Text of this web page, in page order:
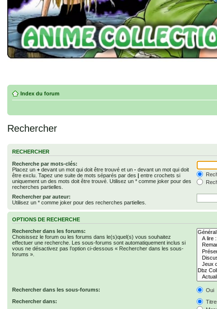
Index du forum
Rechercher
RECHERCHER
Recherche par mots-clés:
Placez un + devant un mot qui doit être trouvé et un - devant un mot qui doit
être exclu. Tapez une suite de mots séparés par des | entre crochets si
uniquement un des mots doit être trouvé. Utilisez un * comme joker pour des
recherches partielles.
Rechercher par auteur:
Utilisez un * comme joker pour des recherches partielles.
OPTIONS DE RECHERCHE
Rechercher dans les forums:
Choisissez le forum ou les forums dans le(s)quel(s) vous souhaitez
effectuer une recherche. Les sous-forums sont automatiquement inclus si
vous ne désactivez pas l’option ci-dessous « Rechercher dans les sous-
forums ».
Rechercher dans les sous-forums:
Oui
Rechercher dans: